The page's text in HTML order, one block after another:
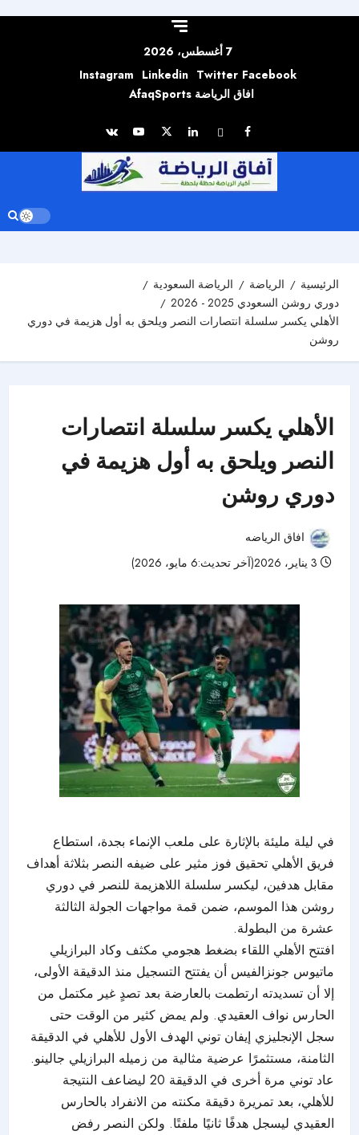
7 أغسطس، 2026
Facebook
Twitter
Linkedin
Instagram
افاق الرياضة AfaqSports
الرئيسية الرياضة
الرياضة السعودية
دوري روشن السعودي 2025 - 2026
الأهلي يكسر سلسلة انتصارات النصر ويلحق به أول هزيمة في دوري
روشن
الأهلي يكسر سلسلة انتصارات
النصر ويلحق به أول هزيمة في
دوري روشن
افاق الرياضه
في ليلة مليئة بالإثارة على ملعب الإنماء بجدة، استطاع
فريق الأهلي تحقيق فوز مثير على ضيفه النصر بثلاثة أهداف
مقابل هدفين، ليكسر سلسلة اللاهزيمة للنصر في دوري
روشن هذا الموسم، ضمن قمة مواجهات الجولة الثالثة
عشرة من البطولة.
افتتح الأهلي اللقاء بضغط هجومي مكثف وكاد البرازيلي
ماتيوس جونزالفيس أن يفتتح التسجيل منذ الدقيقة الأولى،
إلا أن تسديدته ارتطمت بالعارضة بعد تصدٍ غير مكتمل من
الحارس نواف العقيدي. ولم يمض كثير من الوقت حتى
سجل الإنجليزي إيفان توني الهدف الأول للأهلي في الدقيقة
الثامنة، مستثمرًا عرضية مثالية من زميله البرازيلي جالينو.
عاد توني مرة أخرى في الدقيقة 20 ليضاعف النتيجة
للأهلي، بعد تمريرة دقيقة مكنته من الانفراد بالحارس
العقيدي ليسجل هدفًا ثانيًا ملفتًا. ولكن النصر رفض